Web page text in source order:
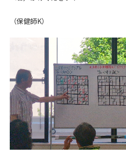
（保健師K）